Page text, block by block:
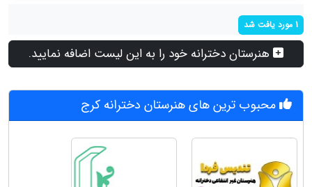
1 مورد یافت شد
هنرستان دخترانه خود را به این لیست اضافه نمایید.
محبوب ترین های هنرستان دخترانه کرج